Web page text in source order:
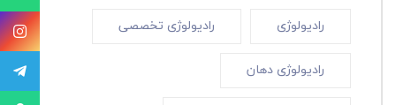
رادیولوژی رادیولوژی تخصصی
رادیولوژی دهان